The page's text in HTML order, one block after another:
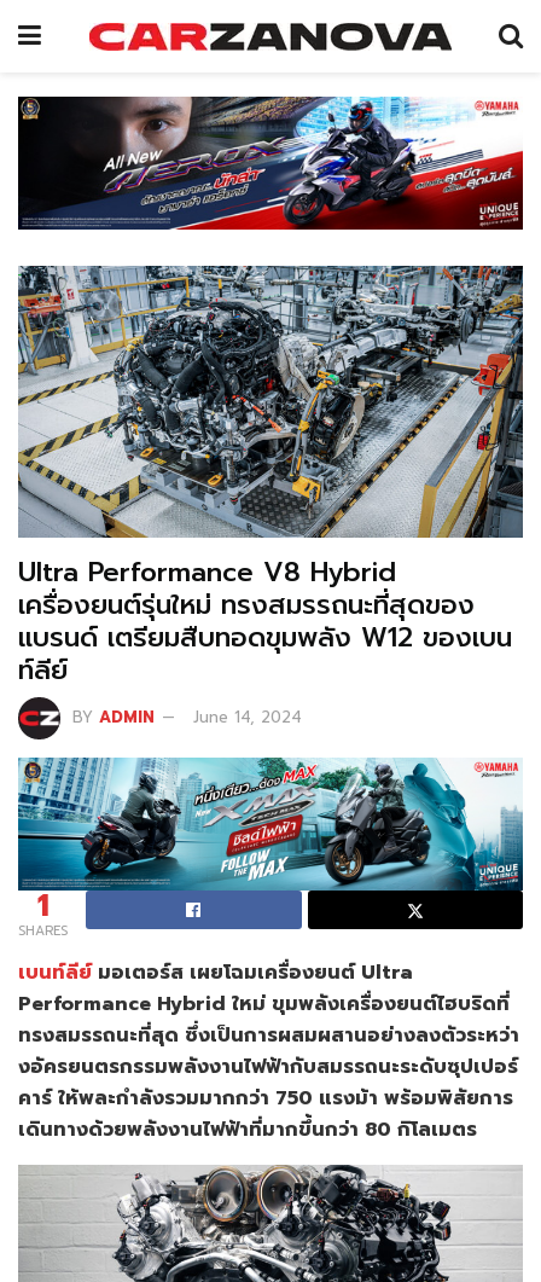
Ultra Performance V8 Hybrid
เครื่องยนต์รุ่นใหม่ ทรงสมรรถนะที่สุดของ
แบรนด์ เตรียมสืบทอดขุมพลัง W12 ของเบน
ท์ลีย์
BY ADMIN June 14, 2024
1
SHARES
เบนท์ลีย์ มอเตอร์ส เผยโฉมเครื่องยนต์ Ultra
Performance Hybrid ใหม่ ขุมพลังเครื่องยนต์ไฮบริดที่
ทรงสมรรถนะที่สุด ซึ่งเป็นการผสมผสานอย่างลงตัวระหว่า
งอัครยนตรกรรมพลังงานไฟฟ้ากับสมรรถนะระดับซุปเปอร์
คาร์ ให้พละกำลังรวมมากกว่า 750 แรงม้า พร้อมพิสัยการ
เดินทางด้วยพลังงานไฟฟ้าที่มากขึ้นกว่า 80 กิโลเมตร